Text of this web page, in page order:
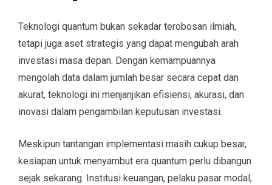
Teknologi quantum bukan sekadar terobosan ilmiah,
tetapi juga aset strategis yang dapat mengubah arah
investasi masa depan. Dengan kemampuannya
mengolah data dalam jumlah besar secara cepat dan
akurat, teknologi ini menjanjikan efisiensi, akurasi, dan
inovasi dalam pengambilan keputusan investasi.
Meskipun tantangan implementasi masih cukup besar,
kesiapan untuk menyambut era quantum perlu dibangun
sejak sekarang. Institusi keuangan, pelaku pasar modal,